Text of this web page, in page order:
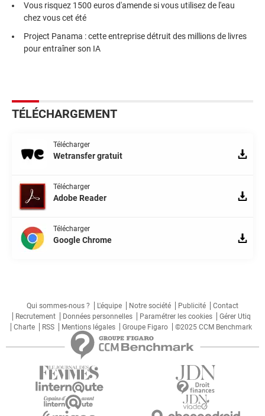
Vous risquez 1500 euros d'amende si vous utilisez de l'eau
chez vous cet été
Project Panama : cette entreprise détruit des millions de livres
pour entraîner son IA
TÉLÉCHARGEMENT
Télécharger
Wetransfer gratuit
Télécharger
Adobe Reader
Télécharger
Google Chrome
Qui sommes-nous ? L'équipe Notre société Publicité
Contact
Recrutement
Données personnelles Paramétrer les cookies
Gérer Utiq
Charte
RSS Mentions légales Groupe Figaro ©2025 CCM Benchmark